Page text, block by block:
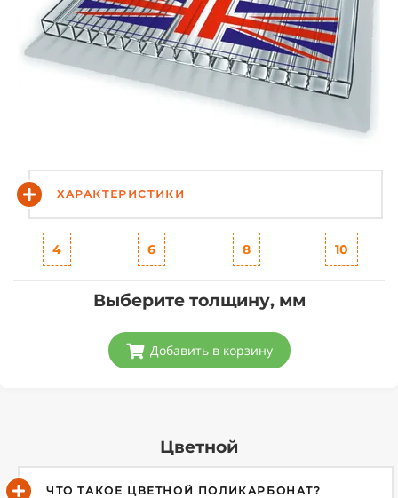
ХАРАКТЕРИСТИКИ
4 6 8 10
Выберите толщину, мм
Добавить в корзину
Цветной
ЧТО ТАКОЕ ЦВЕТНОЙ ПОЛИКАРБОНАТ?